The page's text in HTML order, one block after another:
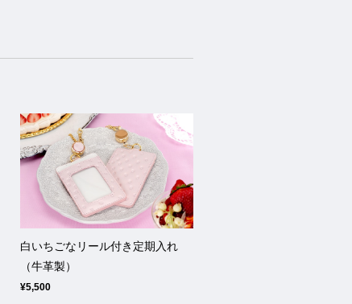
白いちごなリール付き定期入れ
（牛革製）
¥5,500